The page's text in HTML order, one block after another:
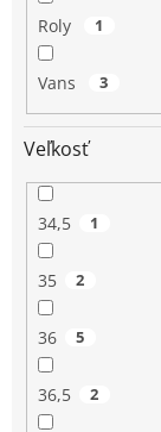
Roly 1
Vans 3
Veľkosť
34,5 1
35 2
36 5
36,5 2